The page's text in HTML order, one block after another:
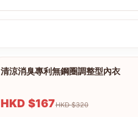
清涼消臭專利無鋼圈調整型內衣
HKD $167 HKD $320